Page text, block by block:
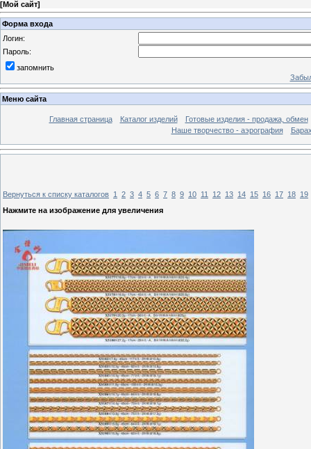
[Мой сайт]
Форма входа
Логин:
Пароль:
запомнить
Меню сайта
Главная страница Каталог изделий
Готовые изделия - продажа, обмен
Наше творчество - аэрография
Вернуться к списку каталогов 1 2 3 4 5 6 7 8 9 10 11 12 13 14 15 16 17 18 19
Нажмите на изображение для увеличения